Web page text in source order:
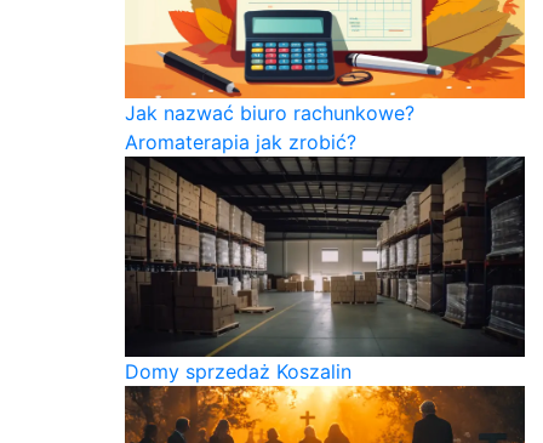
Jak nazwać biuro rachunkowe?
Aromaterapia jak zrobić?
Domy sprzedaż Koszalin